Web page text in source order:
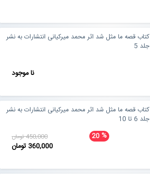
کتاب قصه ما مثل شد اثر محمد میرکیانی انتشارات به نشر
جلد 5
نا موجود
کتاب قصه ما مثل شد اثر محمد میرکیانی انتشارات به نشر
جلد 6 تا 10
20% 450,000 تومان
360,000 تومان